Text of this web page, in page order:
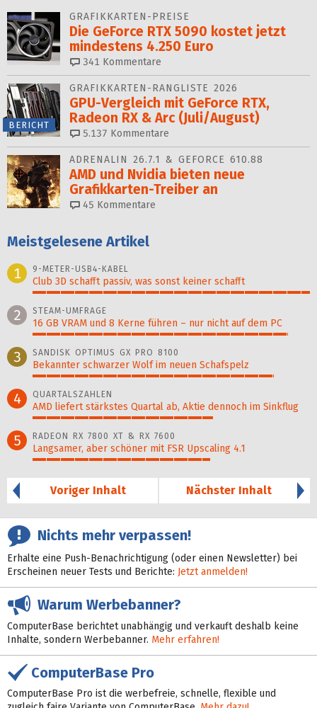
GRAFIKKARTEN-PREISE
Die GeForce RTX 5090 kostet jetzt
mindestens 4.250 Euro
341 Kommentare
BERICHT
GRAFIKKARTEN-RANGLISTE 2026
GPU-Vergleich mit GeForce RTX,
Radeon RX & Arc (Juli/August)
5.137 Kommentare
ADRENALIN 26.7.1 & GEFORCE 610.88
AMD und Nvidia bieten neue
Grafikkarten-Treiber an
45 Kommentare
Meistgelesene Artikel
1
9-METER-USB4-KABEL
Club 3D schafft passiv, was sonst keiner schafft
100%
2 STEAM-UMFRAGE
16 GB VRAM und 8 Kerne führen – nur nicht auf dem PC
92%
3 SANDISK OPTIMUS GX PRO 8100
Bekannter schwarzer Wolf im neuen Schafspelz
87%
4 QUARTALSZAHLEN
AMD liefert stärkstes Quartal ab, Aktie dennoch im Sinkflug
65%
5 RADEON RX 7800 XT & RX 7600
Langsamer, aber schöner mit FSR Upscaling 4.1
64%
Voriger Inhalt
Nächster Inhalt
Nichts mehr verpassen!
Erhalte eine Push-Benachrichtigung (oder einen Newsletter) bei
Erscheinen neuer Tests und Berichte: Jetzt anmelden!
Warum Werbebanner?
ComputerBase berichtet unabhängig und verkauft deshalb keine
Inhalte, sondern Werbebanner. Mehr erfahren!
ComputerBase Pro
ComputerBase Pro ist die werbefreie, schnelle, flexible und